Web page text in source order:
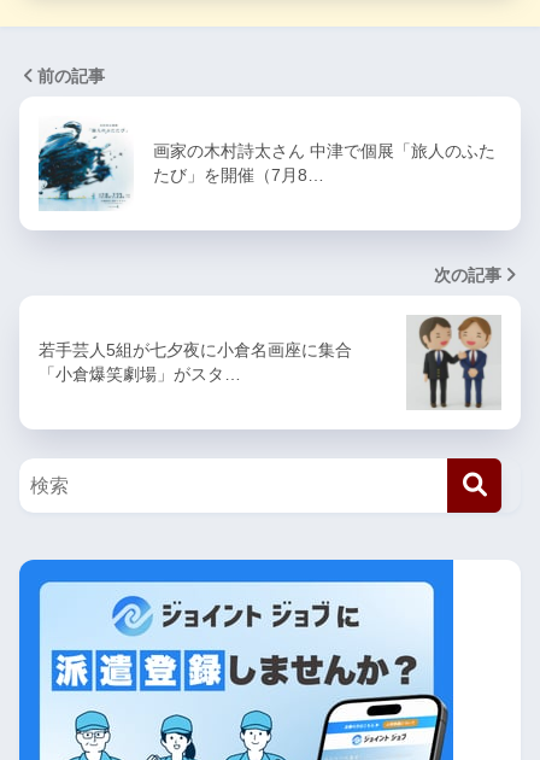
前の記事
画家の木村詩太さん 中津で個展「旅人のふた
たび」を開催（7月8…
次の記事
若手芸人5組が七夕夜に小倉名画座に集合
「小倉爆笑劇場」がスタ…